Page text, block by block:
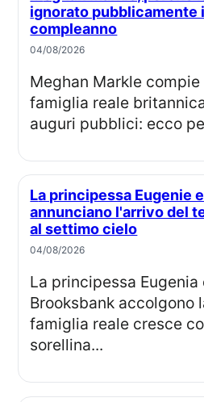
ignorato pubblicamente
compleanno
04/08/2026
Meghan Markle compie 45 anni, ma dalla
famiglia reale
auguri pubblici: ecco
La principessa Eugenie e Jack Brooksbank
annunciano l'arrivo del
al settimo cielo
04/08/2026
La principessa Eugenia e Jack
Brooksbank accolgono
famiglia reale cresce
sorellina...